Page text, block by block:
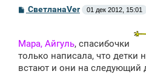
С
щ
н
и
СветланаVer 01 дек 2012, 15:01
Мара, Айгуль, спасибочки
только написала, что детки
встают и они на следующий